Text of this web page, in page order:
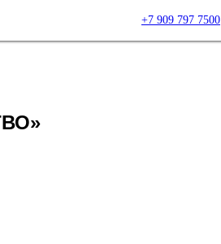
+7 909 797 7500